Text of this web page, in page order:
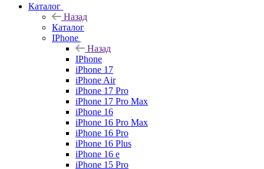
Каталог
Назад
Каталог
IPhone
Назад
IPhone
iPhone 17
iPhone Air
iPhone 17 Pro
iPhone 17 Pro Max
iPhone 16
iPhone 16 Pro Max
iPhone 16 Pro
iPhone 16 Plus
iPhone 16 e
iPhone 15 Pro